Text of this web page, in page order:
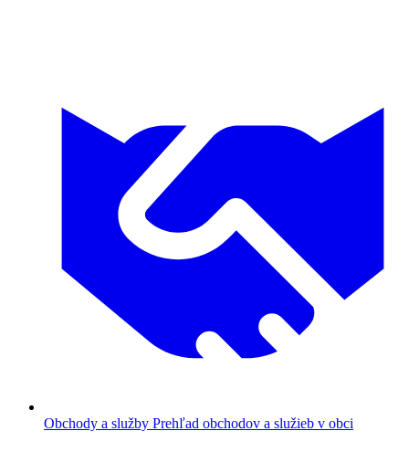
Obchody a služby Prehľad obchodov a služieb v obci